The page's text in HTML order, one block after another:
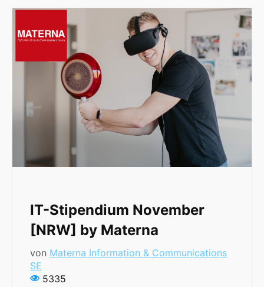
IT-Stipendium November
[NRW] by Materna
von Materna Information & Communications
SE
5335